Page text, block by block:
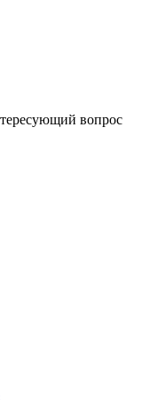
вопрос